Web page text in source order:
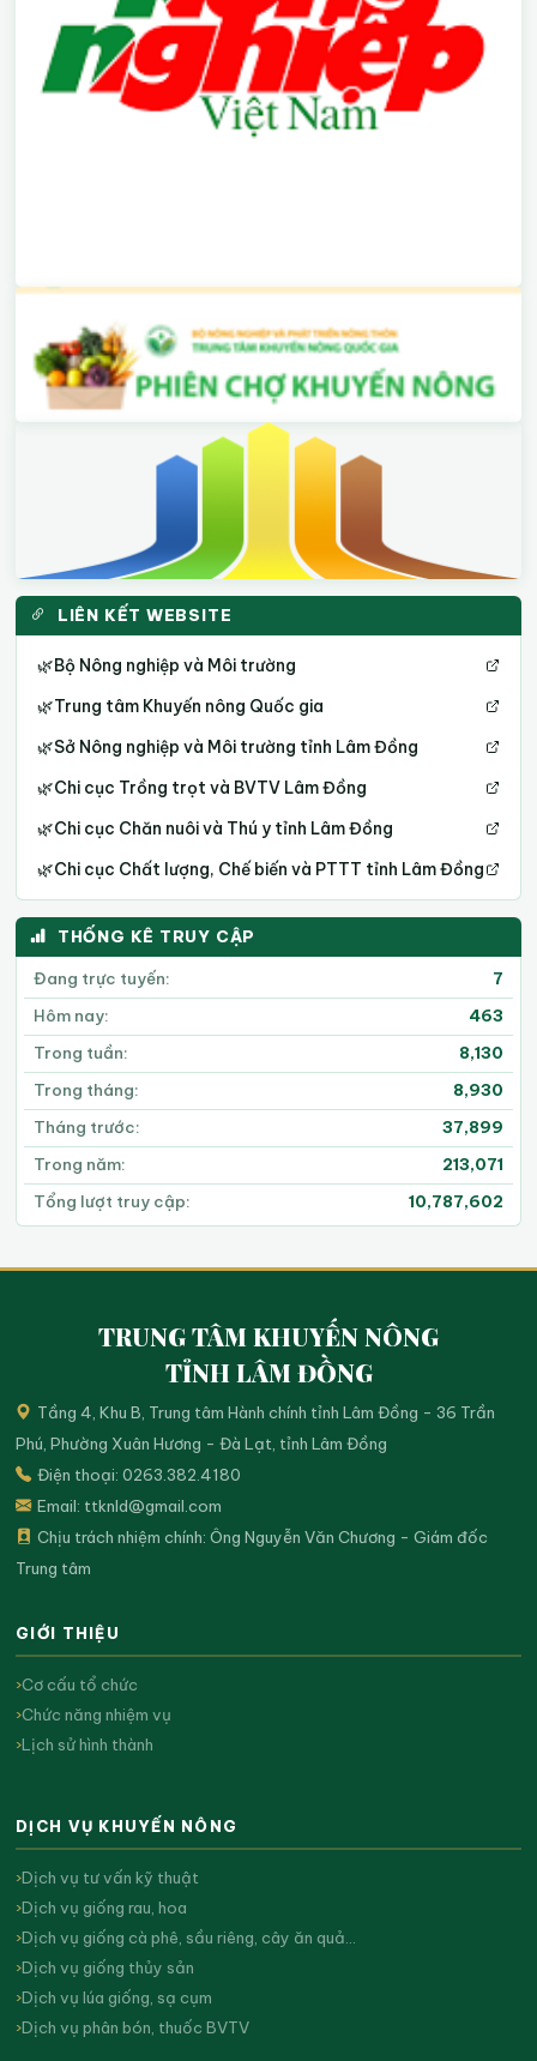
LIÊN KẾT WEBSITE
🌿Bộ Nông nghiệp và Môi trường
🌿Trung tâm Khuyến nông Quốc gia
🌿Sở Nông nghiệp và Môi trường tỉnh Lâm Đồng
🌿Chi cục Trồng trọt và BVTV Lâm Đồng
🌿Chi cục Chăn nuôi và Thú y tỉnh Lâm Đồng
🌿Chi cục Chất lượng, Chế biến và PTTT tỉnh Lâm Đồng
THỐNG KÊ TRUY CẬP
Đang trực tuyến:
7
Hôm nay:
463
Trong tuần:
8,130
Trong tháng:
8,930
Tháng trước:
37,899
Trong năm:
213,071
Tổng lượt truy cập:
10,787,602
TRUNG TÂM KHUYẾN NÔNG
TỈNH LÂM ĐỒNG
Tầng 4, Khu B, Trung tâm Hành chính tỉnh Lâm Đồng - 36 Trần
Phú, Phường Xuân Hương - Đà Lạt, tỉnh Lâm Đồng
Điện thoại: 0263.382.4180
Email: ttknld@gmail.com
Chịu trách nhiệm chính: Ông Nguyễn Văn Chương - Giám đốc
Trung tâm
GIỚI THIỆU
Cơ cấu tổ chức
Chức năng nhiệm vụ
Lịch sử hình thành
DỊCH VỤ KHUYẾN NÔNG
Dịch vụ tư vấn kỹ thuật
Dịch vụ giống rau, hoa
Dịch vụ giống cà phê, sầu riêng, cây ăn quả…
Dịch vụ giống thủy sản
Dịch vụ lúa giống, sạ cụm
Dịch vụ phân bón, thuốc BVTV